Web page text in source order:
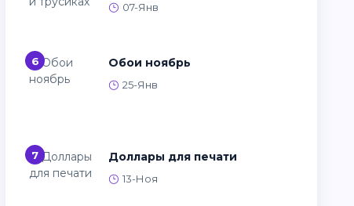
07-Янв
6 Обои ноябрь
25-Янв
7 Доллары для печати
13-Ноя